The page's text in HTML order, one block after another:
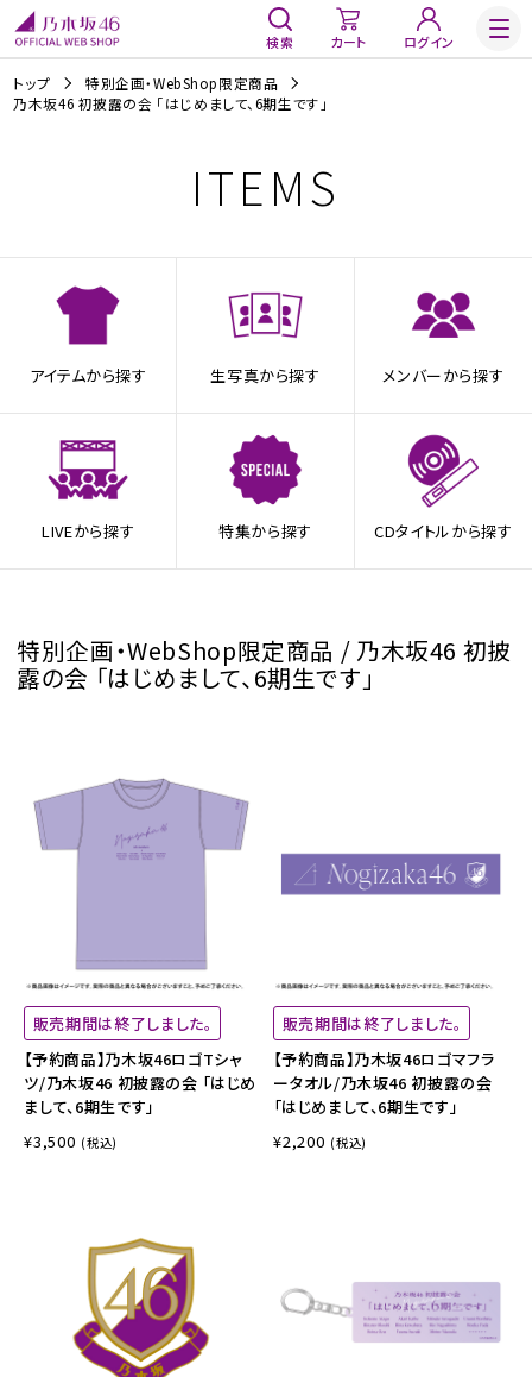
検索 カート ログイン
トップ
特別企画・WebShop限定商品
乃木坂46 初披露の会 「はじめまして、6期生です」
ITEMS
アイテムから探す 生写真から探す メンバーから探す
LIVEから探す 特集から探す CDタイトルから探す
特別企画・WebShop限定商品 / 乃木坂46 初披
露の会 「はじめまして、6期生です」
販売期間は終了しました。
【予約商品】乃木坂46ロゴTシャ
ツ/乃木坂46 初披露の会 「はじめ
まして、6期生です」
¥3,500 (税込)
販売期間は終了しました。
【予約商品】乃木坂46ロゴマフラ
ータオル/乃木坂46 初披露の会
「はじめまして、6期生です」
¥2,200 (税込)